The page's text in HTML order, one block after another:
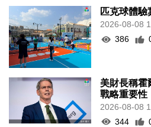
匹克球體驗
2026-08-08
386
美財長稱霍
戰略重要性
2026-08-08
344